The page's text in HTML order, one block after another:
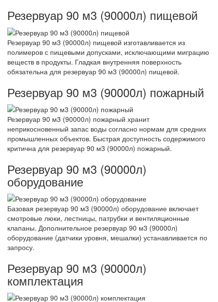
Резервуар 90 м3 (90000л) пищевой
Резервуар 90 м3 (90000л) пищевой изготавливается из
полимеров с пищевыми допусками, исключающими миграцию
веществ в продукты. Гладкая внутренняя поверхность
обязательна для резервуар 90 м3 (90000л) пищевой.
Резервуар 90 м3 (90000л) пожарный
Резервуар 90 м3 (90000л) пожарный хранит
неприкосновенный запас воды согласно нормам для средних
промышленных объектов. Быстрая доступность содержимого
критична для резервуар 90 м3 (90000л) пожарный.
Резервуар 90 м3 (90000л)
оборудование
Базовая резервуар 90 м3 (90000л) оборудование включает
смотровые люки, лестницы, патрубки и вентиляционные
клапаны. Дополнительное резервуар 90 м3 (90000л)
оборудование (датчики уровня, мешалки) устанавливается по
запросу.
Резервуар 90 м3 (90000л)
комплектация